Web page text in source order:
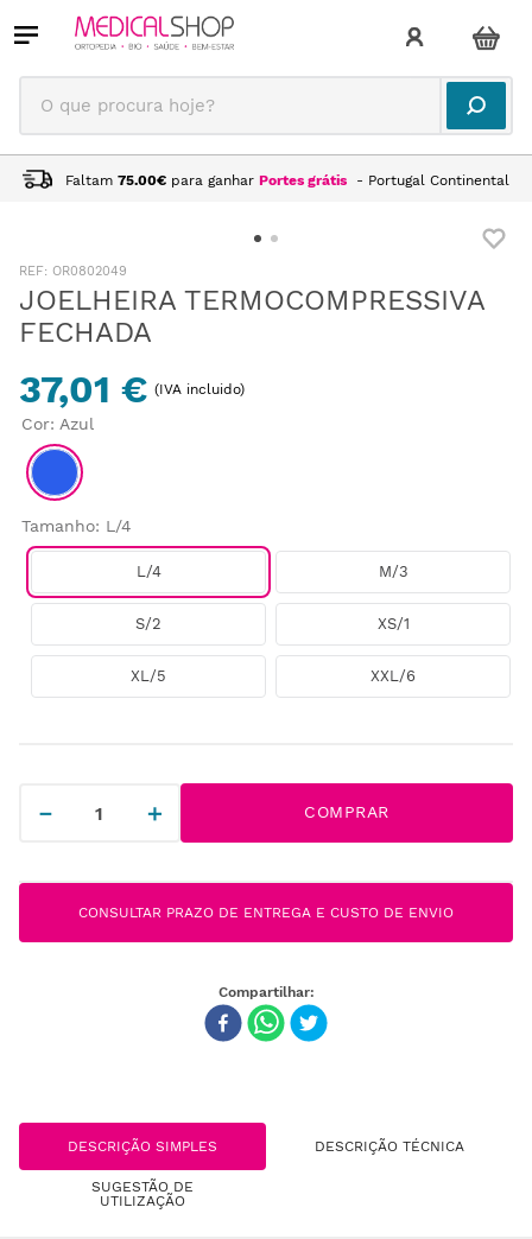
O que procura hoje?
Faltam 75.00€ para ganhar Portes grátis - Portugal Continental
: OR0802049
JOELHEIRA TERMOCOMPRESSIVA
FECHADA
37,01 € (IVA incluido)
Cor: Azul
Tamanho: L/4
L/4 M/3
S/2 XS/1
XL/5 XXL/6
＋
－ COMPRAR
CONSULTAR PRAZO DE ENTREGA E CUSTO DE ENVIO
DESCRIÇÃO SIMPLES DESCRIÇÃO TÉCNICA
SUGESTÃO DE
UTILIZAÇÃO